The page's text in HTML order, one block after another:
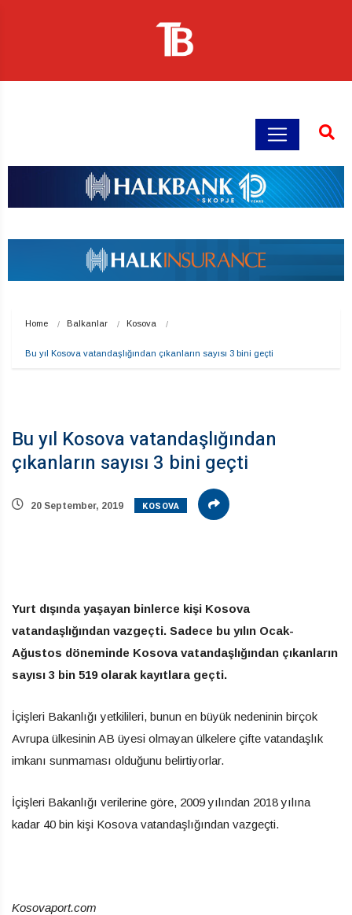
Home Balkanlar Kosova
Bu yıl Kosova vatandaşlığından çıkanların sayısı 3 bini geçti
Bu yıl Kosova vatandaşlığından
çıkanların sayısı 3 bini geçti
20 September, 2019 KOSOVA
Yurt dışında yaşayan binlerce kişi Kosova
vatandaşlığından vazgeçti. Sadece bu yılın Ocak-
Ağustos döneminde Kosova vatandaşlığından çıkanların
sayısı 3 bin 519 olarak kayıtlara geçti.
İçişleri Bakanlığı yetkilileri, bunun en büyük nedeninin birçok
Avrupa ülkesinin AB üyesi olmayan ülkelere çifte vatandaşlık
imkanı sunmaması olduğunu belirtiyorlar.
İçişleri Bakanlığı verilerine göre, 2009 yılından 2018 yılına
kadar 40 bin kişi Kosova vatandaşlığından vazgeçti.
Kosovaport.com